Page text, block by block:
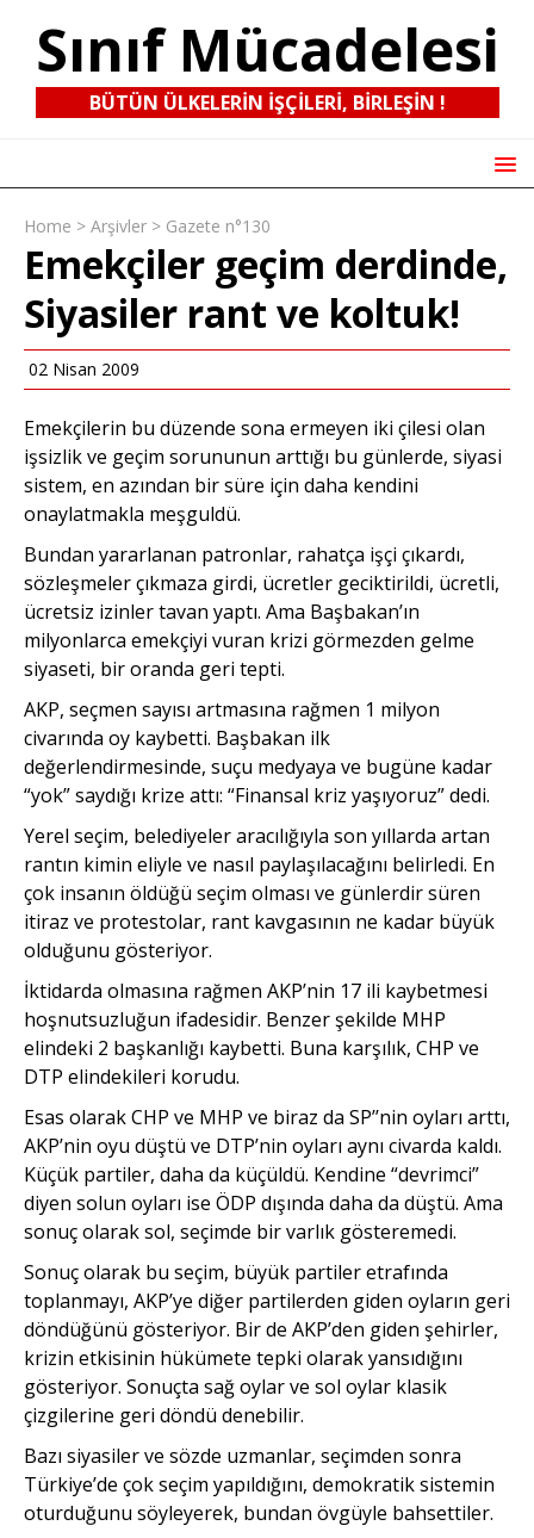
Sınıf Mücadelesi
BÜTÜN ÜLKELERIN IŞÇILERI, BIRLEŞIN !
Home > Arşivler > Gazete n°130
Emekçiler geçim derdinde,
Siyasiler rant ve koltuk!
02 Nisan 2009
Emekçilerin bu düzende sona ermeyen iki çilesi olan
işsizlik ve geçim sorununun arttığı bu günlerde, siyasi
sistem, en azından bir süre için daha kendini
onaylatmakla meşguldü.
Bundan yararlanan patronlar, rahatça işçi çıkardı,
sözleşmeler çıkmaza girdi, ücretler geciktirildi, ücretli,
ücretsiz izinler tavan yaptı. Ama Başbakan’ın
milyonlarca emekçiyi vuran krizi görmezden gelme
siyaseti, bir oranda geri tepti.
AKP, seçmen sayısı artmasına rağmen 1 milyon
civarında oy kaybetti. Başbakan ilk
değerlendirmesinde, suçu medyaya ve bugüne kadar
“yok” saydığı krize attı: “Finansal kriz yaşıyoruz” dedi.
Yerel seçim, belediyeler aracılığıyla son yıllarda artan
rantın kimin eliyle ve nasıl paylaşılacağını belirledi. En
çok insanın öldüğü seçim olması ve günlerdir süren
itiraz ve protestolar, rant kavgasının ne kadar büyük
olduğunu gösteriyor.
İktidarda olmasına rağmen AKP’nin 17 ili kaybetmesi
hoşnutsuzluğun ifadesidir. Benzer şekilde MHP
elindeki 2 başkanlığı kaybetti. Buna karşılık, CHP ve
DTP elindekileri korudu.
Esas olarak CHP ve MHP ve biraz da SP’’nin oyları arttı,
AKP’nin oyu düştü ve DTP’nin oyları aynı civarda kaldı.
Küçük partiler, daha da küçüldü. Kendine “devrimci”
diyen solun oyları ise ÖDP dışında daha da düştü. Ama
sonuç olarak sol, seçimde bir varlık gösteremedi.
Sonuç olarak bu seçim, büyük partiler etrafında
toplanmayı, AKP’ye diğer partilerden giden oyların geri
döndüğünü gösteriyor. Bir de AKP’den giden şehirler,
krizin etkisinin hükümete tepki olarak yansıdığını
gösteriyor. Sonuçta sağ oylar ve sol oylar klasik
çizgilerine geri döndü denebilir.
Bazı siyasiler ve sözde uzmanlar, seçimden sonra
Türkiye’de çok seçim yapıldığını, demokratik sistemin
oturduğunu söyleyerek, bundan övgüyle bahsettiler.